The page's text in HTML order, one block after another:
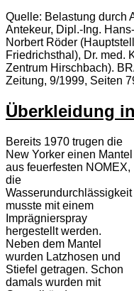
Quelle: Belastung durch
Antekeur, Dipl.-Ing.
Norbert Röder
Friedrichsthal), Dr. med.
Zentrum Hirschbach).
Zeitung, 9/1999, Seiten
Überkleidung
Bereits 1970 trugen die
New Yorker einen Mantel
aus feuerfesten NOMEX,
die
Wasserundurchlässigkeit
musste mit einem
Imprägnierspray
hergestellt werden.
Neben dem Mantel
wurden Latzhosen und
Stiefel getragen. Schon
damals wurden mit